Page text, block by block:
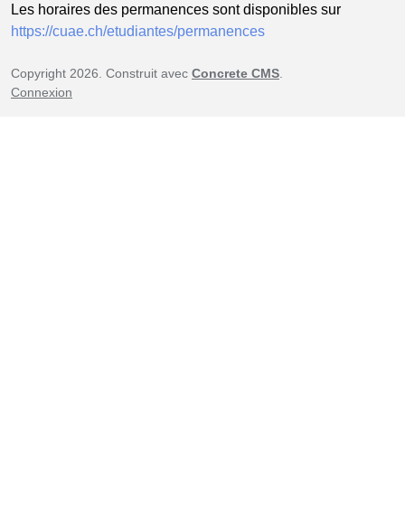
Les horaires des permanences sont disponibles sur
https://cuae.ch/etudiantes/permanences
Copyright 2026. Construit avec Concrete CMS
Connexion